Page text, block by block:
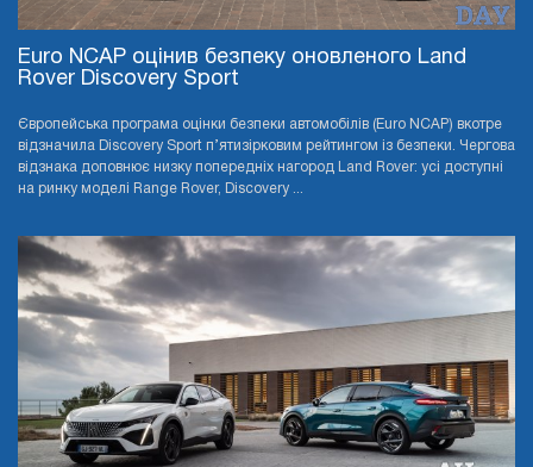
Euro NCAP оцінив безпеку оновленого Land
Rover Discovery Sport
Європейська програма оцінки безпеки автомобілів (Euro NCAP) вкотре
відзначила Discovery Sport п’ятизірковим рейтингом із безпеки. Чергова
відзнака доповнює низку попередніх нагород Land Rover: усі доступні
на ринку моделі Range Rover, Discovery ...